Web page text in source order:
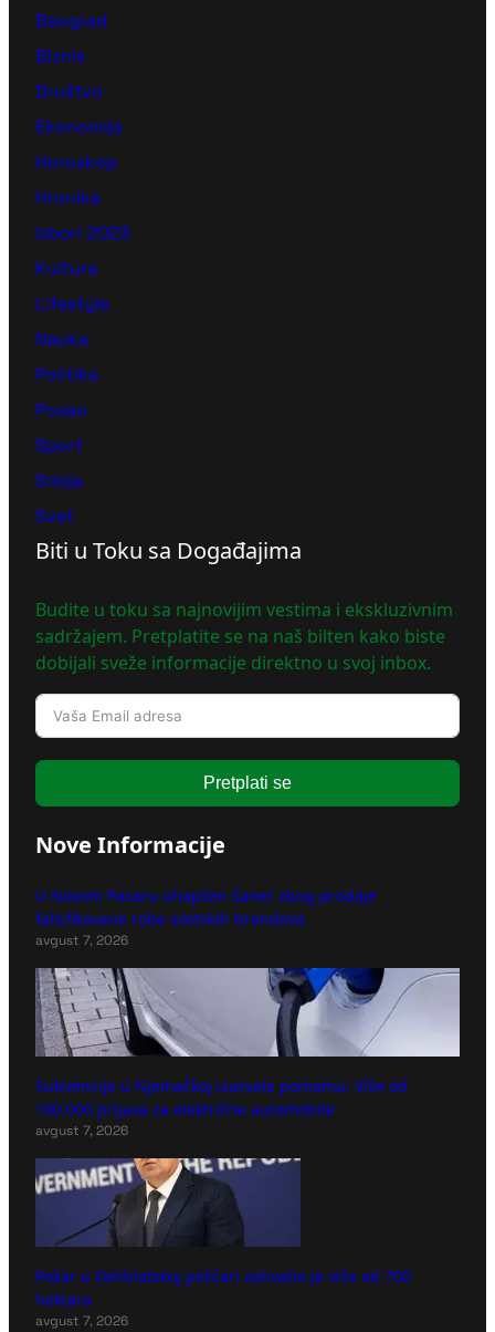
Beograd
Biznis
Društvo
Ekonomija
Horoskop
Hronika
Izbori 2023
Kultura
Lifestyle
Nauka
Politika
Posao
Sport
Srbija
Svet
Biti u Toku sa Događajima
Budite u toku sa najnovijim vestima i ekskluzivnim
sadržajem. Pretplatite se na naš bilten kako biste
dobijali sveže informacije direktno u svoj inbox.
Pretplati se
Nove Informacije
U Novom Pazaru uhapšen šaner zbog prodaje
falsifikovane robe svetskih brendova
avgust 7, 2026
Subvencije u Njemačkoj izazvale pomamu: Više od
100.000 prijava za električne automobile
avgust 7, 2026
Požar u Deliblatskoj peščari zahvatio je više od 700
hektara
avgust 7, 2026